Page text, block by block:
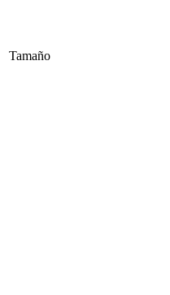
Tamaño